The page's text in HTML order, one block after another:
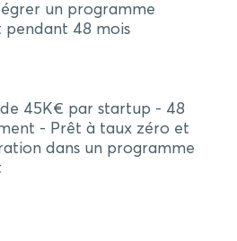
un programme
pendant 48 mois
45K€ par startup - 48
- Prêt à taux zéro et
dans un programme